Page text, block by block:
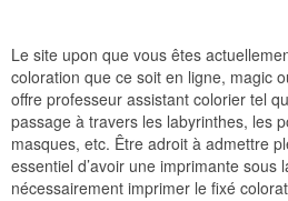
Le site upon que vous êtes
coloration que ce soit en ligne, magic
offre professeur assistant colorier tel
passage à travers les labyrinthes, les
masques, etc. Être adroit à admettre
essentiel d’avoir une imprimante sous
nécessairement imprimer le fixé